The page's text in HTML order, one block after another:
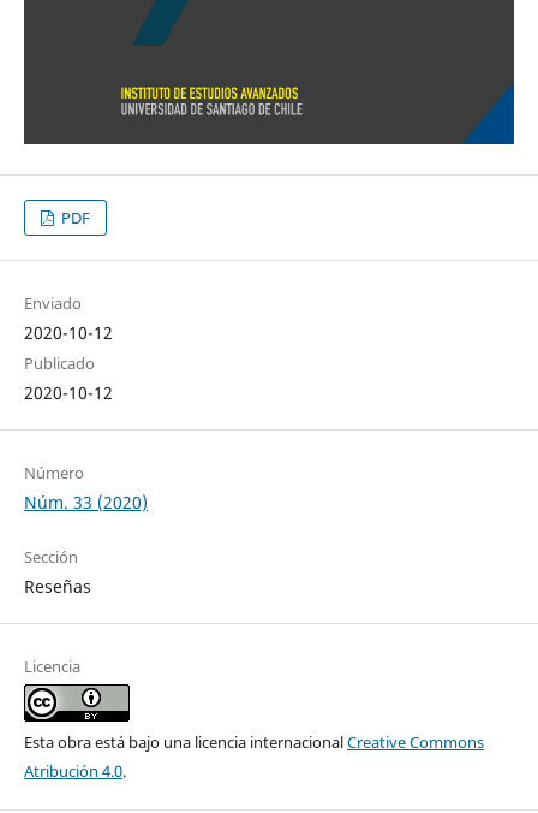
PDF
Enviado
2020-10-12
Publicado
2020-10-12
Número
Núm. 33 (2020)
Sección
Reseñas
Licencia
Esta obra está bajo una licencia internacionalCreative Commons
Atribución 4.0.